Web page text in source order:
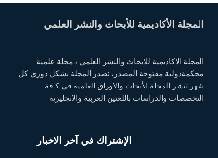
المجلة الأكاديمية للأبحاث والنشر العلمي
المجلة الاكاديمية للابحاث والنشر العلمي ، مجلة علمية
محكمةدولية مفتوحة المصدر، تصدر المجلة بشكل دوري كل
شهر تنشر المجلة الأبحاث والاوراق العلمية في كافة
التخصصات والدراسات باللغتين العربية والانجليزية
الإشتراك في آخر الاخبار